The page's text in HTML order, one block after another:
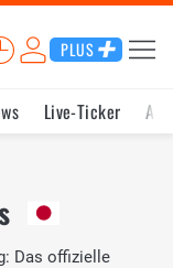
PLUS
Live-Ticker
Das offizielle